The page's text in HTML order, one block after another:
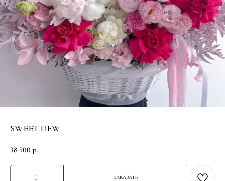
SWEET DEW
38 500 р.
ЗАКАЗАТЬ